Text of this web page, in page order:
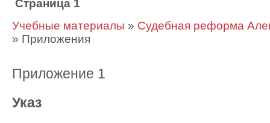
Страница 1
Учебные материалы » Судебная реформа
» Приложения
Приложение 1
Указ